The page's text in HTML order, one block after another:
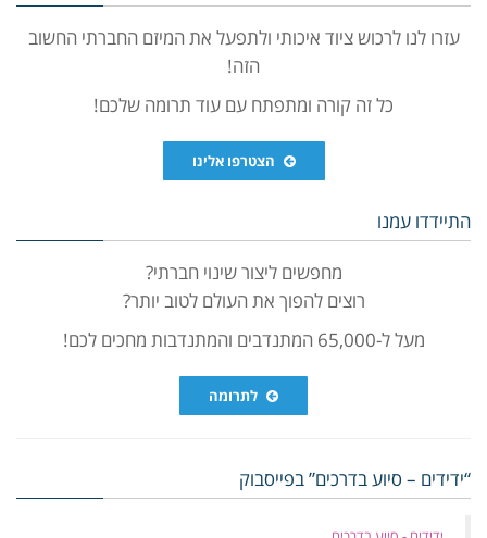
עזרו לנו לרכוש ציוד איכותי ולתפעל את המיזם החברתי החשוב
הזה!
כל זה קורה ומתפתח עם עוד תרומה שלכם!
הצטרפו אלינו
התיידדו עמנו
מחפשים ליצור שינוי חברתי?
רוצים להפוך את העולם לטוב יותר?
מעל ל-65,000 המתנדבים והמתנדבות מחכים לכם!
לתרומה
“ידידים – סיוע בדרכים” בפייסבוק